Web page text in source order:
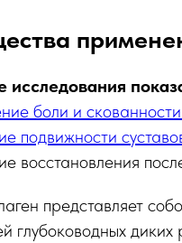
исследования
боли и
подвижности
восстановления
представляет
глубоководных